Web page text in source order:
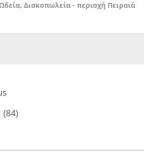
Δισκοπωλεία - περιοχή Πειραιά
(84)